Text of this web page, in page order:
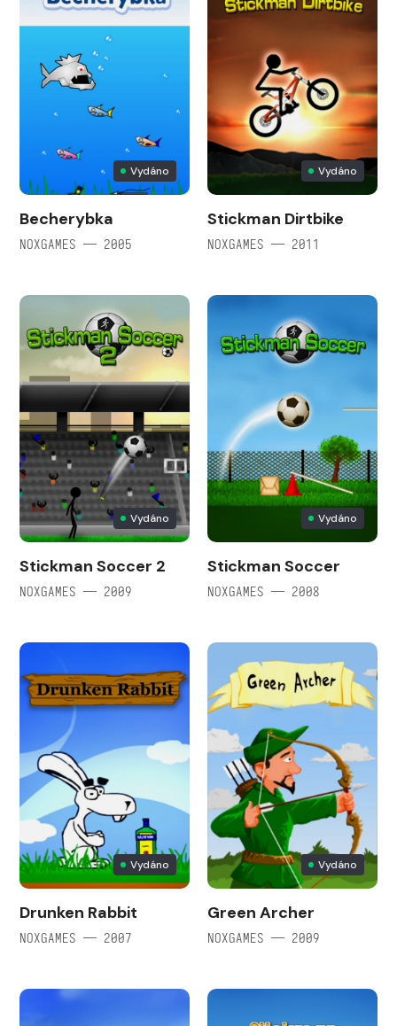
Vydáno
Becherybka
NOXGAMES — 2005
Vydáno
Stickman Dirtbike
NOXGAMES — 2011
Vydáno
Stickman Soccer 2
NOXGAMES — 2009
Vydáno
Stickman Soccer
NOXGAMES — 2008
Vydáno
Drunken Rabbit
NOXGAMES — 2007
Vydáno
Green Archer
NOXGAMES — 2009